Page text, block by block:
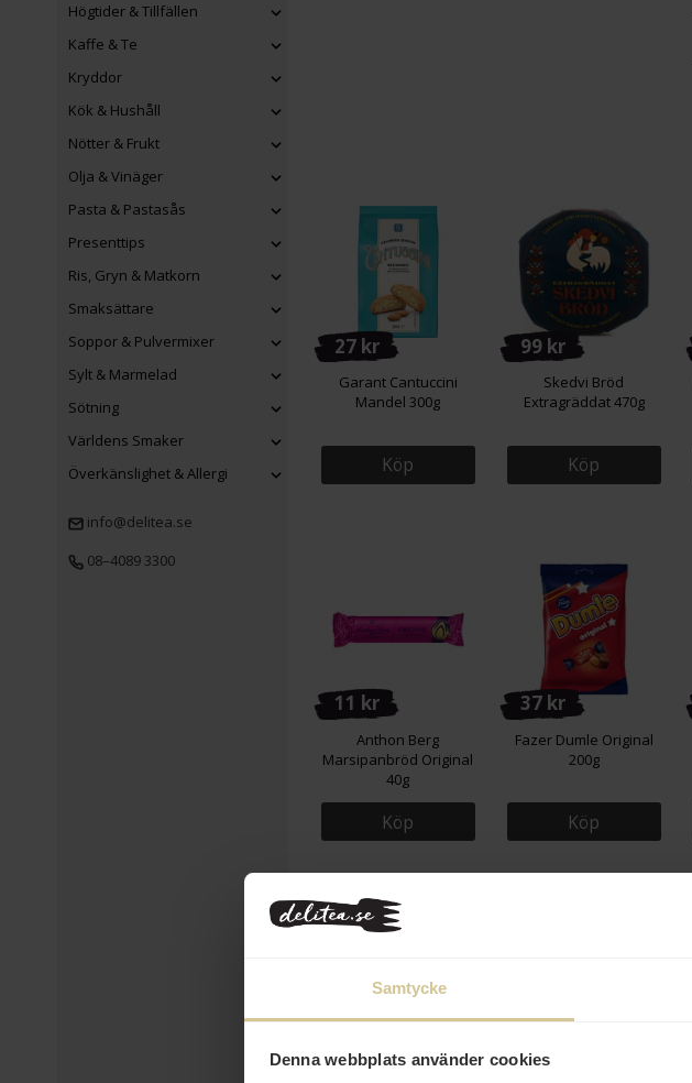
Samtycke
Denna webbplats använder cookies
Högtider & Tillfällen
Kaffe & Te
Kryddor
Kök & Hushåll
Nötter & Frukt
Olja & Vinäger
Pasta & Pastasås
Presenttips
Ris, Gryn & Matkorn
Smaksättare
Soppor & Pulvermixer
Sylt & Marmelad
Sötning
Världens Smaker
Överkänslighet & Allergi
info@delitea.se
08–4089 3300
27 kr
Garant Cantuccini
Mandel 300g
Köp
99 kr
Skedvi Bröd
Extragräddat 470g
Köp
11 kr
Anthon Berg
Marsipanbröd Original
40g
Köp
37 kr
Fazer Dumle Original
200g
Köp